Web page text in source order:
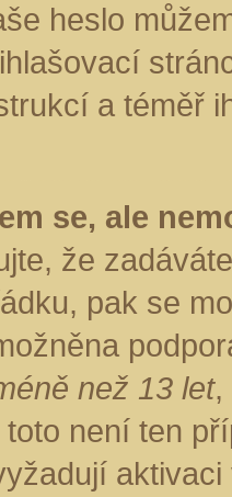
heslo
a téměř
se, ale
že
pak se
než 13 let,
není ten